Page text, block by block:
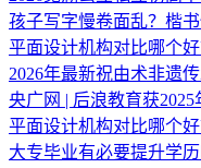
孩子写字慢卷面乱？楷
平面设计机构对比哪个
2026年最新祝由术非遗
央广网 | 后浪教育获
平面设计机构对比哪个
大专毕业有必要提升学